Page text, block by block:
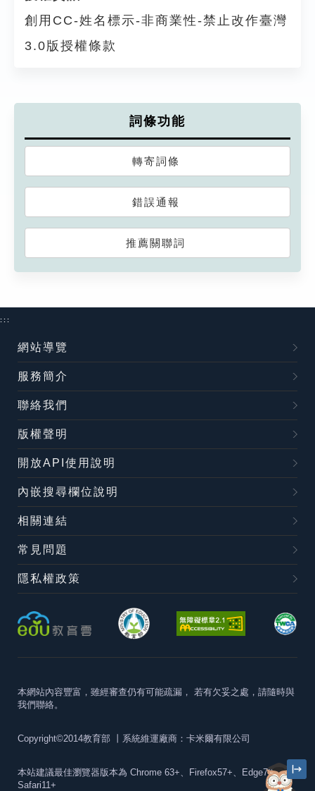
創用CC-姓名標示-非商業性-禁止改作臺灣
3.0版授權條款
詞條功能
轉寄詞條
錯誤通報
推薦關聯詞
:::
網站導覽
服務簡介
聯絡我們
版權聲明
開放API使用說明
內嵌搜尋欄位說明
相關連結
常見問題
隱私權政策
本網站內容豐富，雖經審查仍有可能疏漏， 若有欠妥之處，請隨時與
我們聯絡。
Copyright©2014教育部 丨系統維運廠商：卡米爾有限公司
本站建議最佳瀏覽器版本為 Chrome 63+、Firefox57+、Edge79+及
Safari11+